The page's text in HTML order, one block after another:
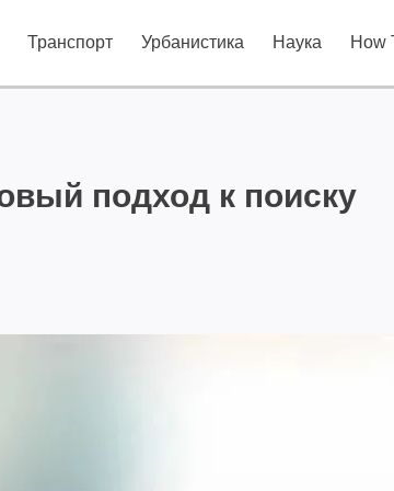
Транспорт Урбанистика Наука How
подход к поиску